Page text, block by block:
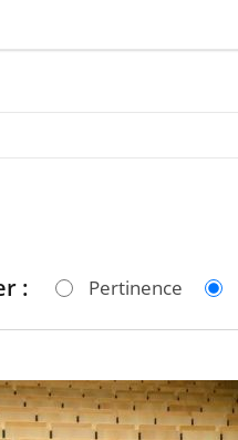
: Pertinence